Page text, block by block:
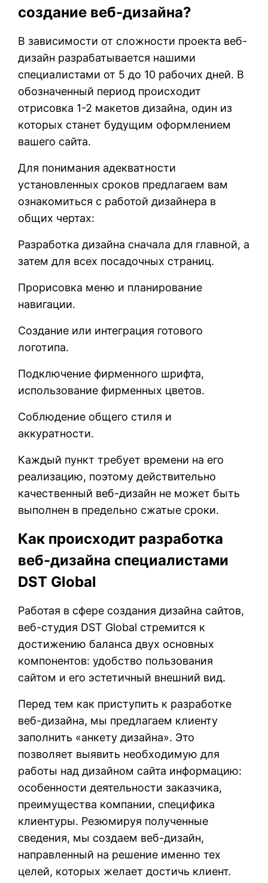
создание веб-дизайна?
В зависимости от сложности проекта веб-
дизайн разрабатывается нашими
специалистами от 5 до 10 рабочих дней. В
обозначенный период происходит
отрисовка 1-2 макетов дизайна, один из
которых станет будущим оформлением
вашего сайта.
Для понимания адекватности
установленных сроков предлагаем вам
ознакомиться с работой дизайнера в
общих чертах:
Разработка дизайна сначала для главной, а
затем для всех посадочных страниц.
Прорисовка меню и планирование
навигации.
Создание или интеграция готового
логотипа.
Подключение фирменного шрифта,
использование фирменных цветов.
Соблюдение общего стиля и
аккуратности.
Каждый пункт требует времени на его
реализацию, поэтому действительно
качественный веб-дизайн не может быть
выполнен в предельно сжатые сроки.
Как происходит разработка
веб-дизайна специалистами
DST Global
Работая в сфере создания дизайна сайтов,
веб-студия DST Global стремится к
достижению баланса двух основных
компонентов: удобство пользования
сайтом и его эстетичный внешний вид.
Перед тем как приступить к разработке
веб-дизайна, мы предлагаем клиенту
заполнить «анкету дизайна». Это
позволяет выявить необходимую для
работы над дизайном сайта информацию:
особенности деятельности заказчика,
преимущества компании, специфика
клиентуры. Резюмируя полученные
сведения, мы создаем веб-дизайн,
направленный на решение именно тех
целей, которых желает достичь клиент.